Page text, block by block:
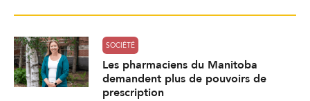
SOCIÉTÉ
Les pharmaciens du Manitoba
demandent plus de pouvoirs de
prescription